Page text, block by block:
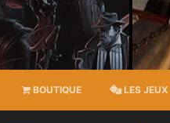
BOUTIQUE LES JEUX